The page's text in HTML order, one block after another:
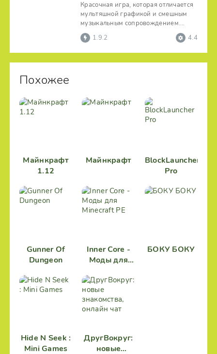
Красочная игра, которая отличается
мультяшной графикой и смешным
музыкальным сопровождением.
Вместе с командой веселых
1.9.2 4.4
Похожее
Майнкрафт
1.12
Майнкрафт
BlockLauncher
Pro
Gunner Of
Dungeon
Inner Core -
Моды для
БОКУ БОКУ
Hide N Seek :
Mini Games
ДругВокруг:
новые